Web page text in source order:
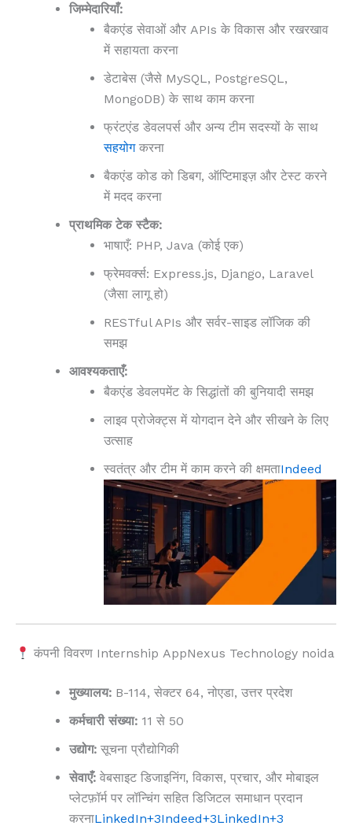
जिम्मेदारियाँ:
बैकएंड सेवाओं और APIs के विकास और रखरखाव
में सहायता करना
डेटाबेस (जैसे MySQL, PostgreSQL,
MongoDB) के साथ काम करना
फ्रंटएंड डेवलपर्स और अन्य टीम सदस्यों के साथ
सहयोगकरना
बैकएंड कोड को डिबग, ऑप्टिमाइज़ और टेस्ट करने
में मदद करना
प्राथमिक टेक स्टैक:
भाषाएँ: PHP, Java (कोई एक)
फ्रेमवर्क्स: Express.js, Django, Laravel
(जैसा लागू हो)
RESTful APIs और सर्वर-साइड लॉजिक की
समझ
आवश्यकताएँ:
बैकएंड डेवलपमेंट के सिद्धांतों की बुनियादी समझ
लाइव प्रोजेक्ट्स में योगदान देने और सीखने के लिए
उत्साह
स्वतंत्र और टीम में काम करने की क्षमताIndeed
कंपनी विवरण InternshipAppNexus Technology noida
मुख्यालय: B-114, सेक्टर 64, नोएडा, उत्तर प्रदेश
कर्मचारी संख्या: 11 से 50
उद्योग: सूचना प्रौद्योगिकी
सेवाएँ: वेबसाइट डिजाइनिंग, विकास, प्रचार, और मोबाइल
प्लेटफ़ॉर्म पर लॉन्चिंग सहित डिजिटल समाधान प्रदान
करनाLinkedIn+3Indeed+3LinkedIn+3